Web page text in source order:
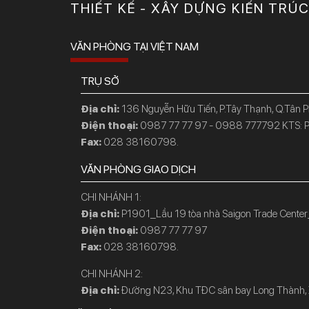
THIẾT KẾ - XÂY DỰNG KIẾN
VĂN PHÒNG TẠI VIỆT NAM
TRỤ SỞ
Địa chỉ: 136 Nguyễn Hữu Tiến, P.Tây Thạnh, Q.Tân
Điện thoại: 0987 77 77 97 - 0988 777792 KTS:
Fax: 028 38160798.
VĂN PHÒNG GIAO DỊCH
CHI NHÁNH 1:
Địa chỉ: P1901_Lầu 19 tòa nhà Saigon Trade
Điện thoại: 0987 77 77 97
Fax: 028 38160798.
CHI NHÁNH 2:
Địa chỉ:Đường N23, Khu TĐC sân bay Long Thành,